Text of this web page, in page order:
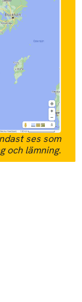
ses som
och lämning.